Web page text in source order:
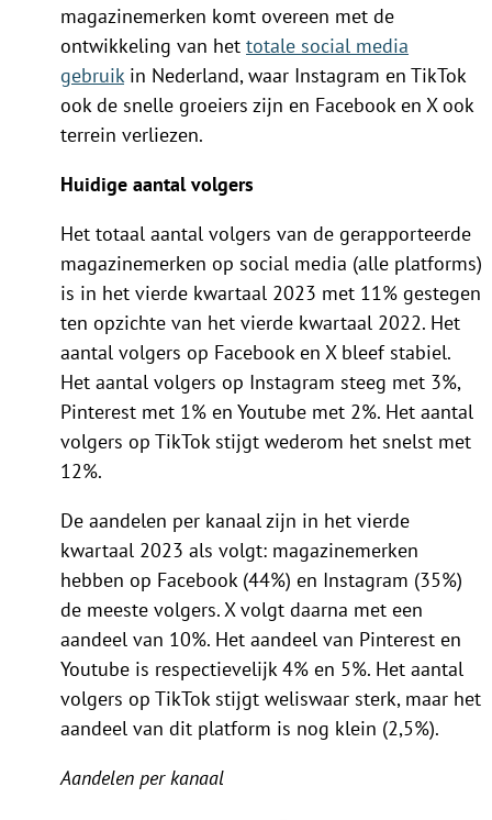
magazinemerken komt overeen met de
ontwikkeling van hettotale social media
gebruikin Nederland, waar Instagram en TikTok
ook de snelle groeiers zijn en Facebook en X ook
terrein verliezen.
Huidige aantal volgers
Het totaal aantal volgers van de gerapporteerde
magazinemerken op social media (alle platforms)
is in het vierde kwartaal 2023 met 11% gestegen
ten opzichte van het vierde kwartaal 2022. Het
aantal volgers op Facebook en X bleef stabiel.
Het aantal volgers op Instagram steeg met 3%,
Pinterest met 1% en Youtube met 2%. Het aantal
volgers op TikTok stijgt wederom het snelst met
12%.
De aandelen per kanaal zijn in het vierde
kwartaal 2023 als volgt: magazinemerken
hebben op Facebook (44%) en Instagram (35%)
de meeste volgers. X volgt daarna met een
aandeel van 10%. Het aandeel van Pinterest en
Youtube is respectievelijk 4% en 5%. Het aantal
volgers op TikTok stijgt weliswaar sterk, maar het
aandeel van dit platform is nog klein (2,5%).
Aandelen per kanaal